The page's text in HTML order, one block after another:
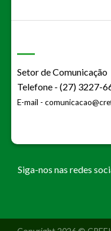
Setor de Comunicação
Telefone - (27) 3227-
E-mail -
Siga-nos nas redes